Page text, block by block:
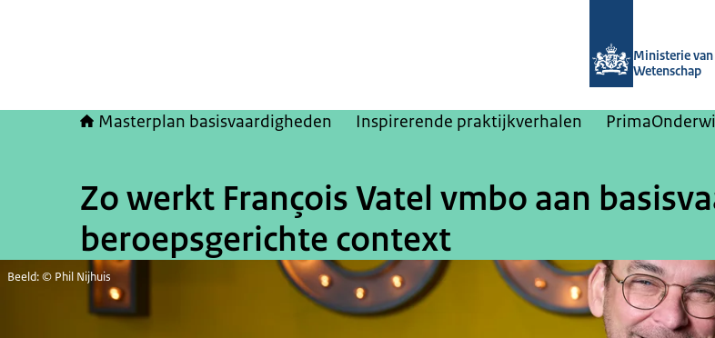
Ministerie
Wetenschap
Masterplan basisvaardigheden Inspirerende praktijkverhalen
Zo werkt François Vatel vmbo aan
beroepsgerichte context
Beeld: © Phil Nijhuis